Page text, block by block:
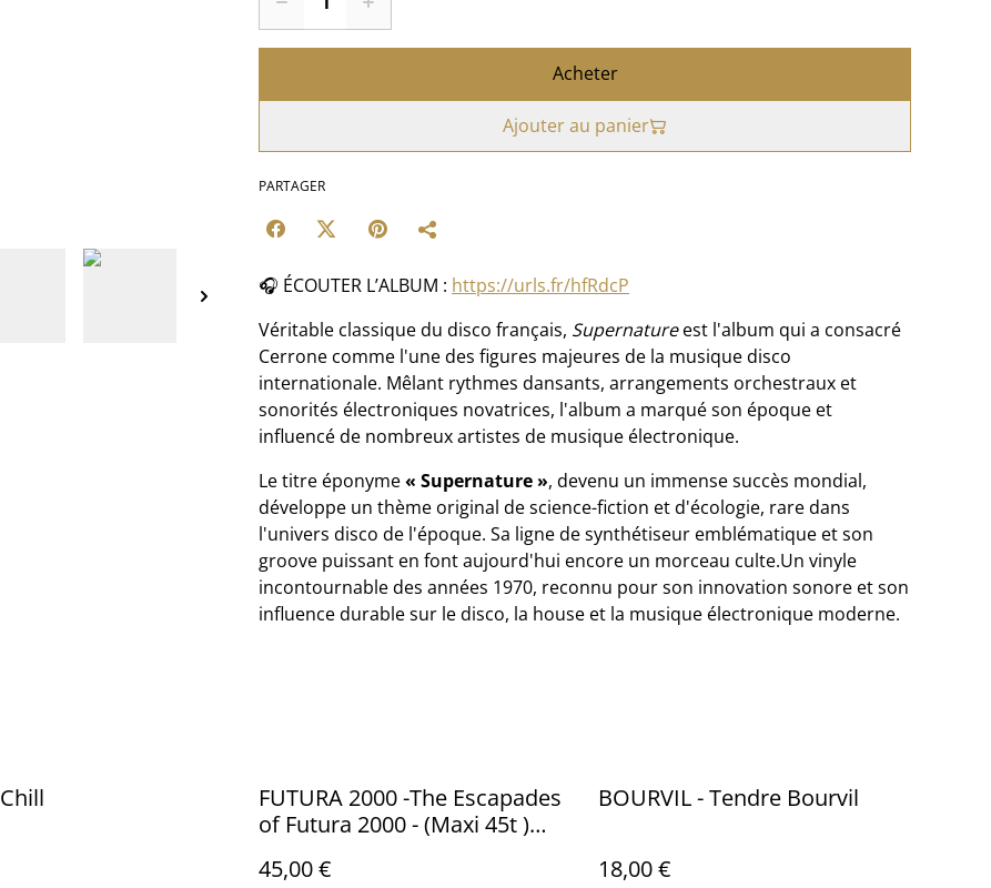
Acheter
Ajouter au panier
PARTAGER
🎧 ÉCOUTER L’ALBUM : https://urls.fr/hfRdcP
Véritable classique du disco français, Supernatureest l'album qui a consacré
Cerrone comme l'une des figures majeures de la musique disco
internationale. Mêlant rythmes dansants, arrangements orchestraux et
sonorités électroniques novatrices, l'album a marqué son époque et
influencé de nombreux artistes de musique électronique.
Le titre éponyme« Supernature », devenu un immense succès mondial,
développe un thème original de science-fiction et d'écologie, rare dans
l'univers disco de l'époque. Sa ligne de synthétiseur emblématique et son
groove puissant en font aujourd'hui encore un morceau culte.Un vinyle
incontournable des années 1970, reconnu pour son innovation sonore et son
influence durable sur le disco, la house et la musique électronique moderne.
FUTURA 2000 -The Escapades
of Futura 2000 - (Maxi 45t )
International - AZ/0 155
45,00 €
BOURVIL - Tendre Bourvil
18,00 €